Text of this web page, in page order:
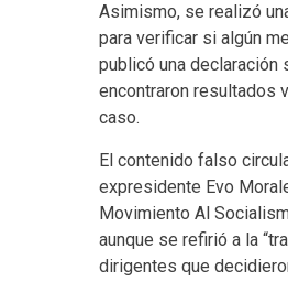
Asimismo, se realizó
para verificar si algún
publicó una declaración
encontraron resultados
caso.
El contenido falso
expresidente Evo
Movimiento Al
aunque se refirió a la
dirigentes que